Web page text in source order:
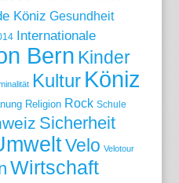
Köniz Gesundheit
Internationale
Bern Kinder
Kultur Köniz
Religion Rock Schule
Sicherheit
Velo Velotour
Wirtschaft